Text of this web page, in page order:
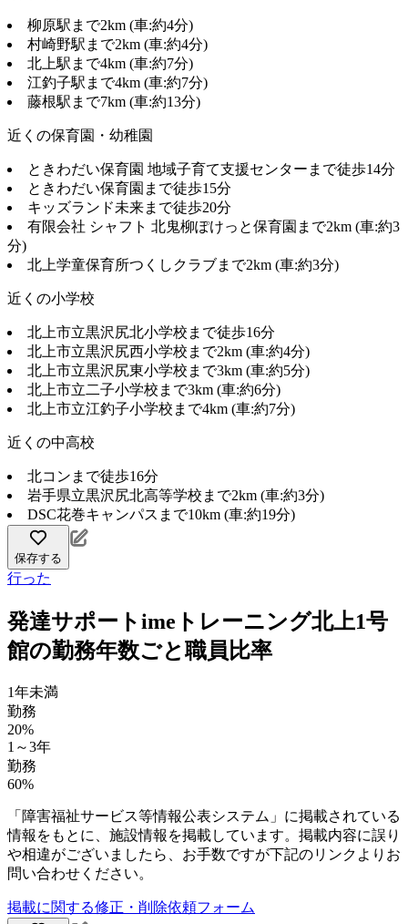
柳原駅まで2km (車:約4分)
村崎野駅まで2km (車:約4分)
北上駅まで4km (車:約7分)
江釣子駅まで4km (車:約7分)
藤根駅まで7km (車:約13分)
近くの保育園・幼稚園
ときわだい保育園 地域子育て支援センターまで徒歩14分
ときわだい保育園まで徒歩15分
キッズランド未来まで徒歩20分
有限会社 シャフト 北鬼柳ぽけっと保育園まで2km (車:約3
分)
北上学童保育所つくしクラブまで2km (車:約3分)
近くの小学校
北上市立黒沢尻北小学校まで徒歩16分
北上市立黒沢尻西小学校まで2km (車:約4分)
北上市立黒沢尻東小学校まで3km (車:約5分)
北上市立二子小学校まで3km (車:約6分)
北上市立江釣子小学校まで4km (車:約7分)
近くの中高校
北コンまで徒歩16分
岩手県立黒沢尻北高等学校まで2km (車:約3分)
DSC花巻キャンパスまで10km (車:約19分)
保存する
行った
発達サポートimeトレーニング北上1号
館の勤務年数ごと職員比率
1年未満
勤務
20%
1～3年
勤務
60%
「障害福祉サービス等情報公表システム」に掲載されている
情報をもとに、施設情報を掲載しています。掲載内容に誤り
や相違がございましたら、お手数ですが下記のリンクよりお
問い合わせください。
掲載に関する修正・削除依頼フォーム